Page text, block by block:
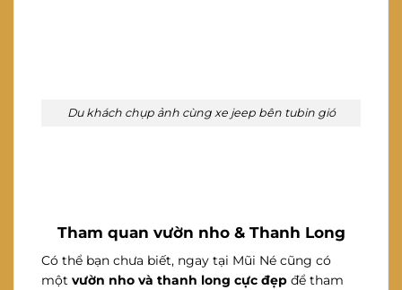
Du khách chụp ảnh cùng xe jeep bên tubin gió
Tham quan vườn nho & Thanh Long
Có thể bạn chưa biết, ngay tại Mũi Né cũng có
một vườn nho và thanh long cực đẹp để tham